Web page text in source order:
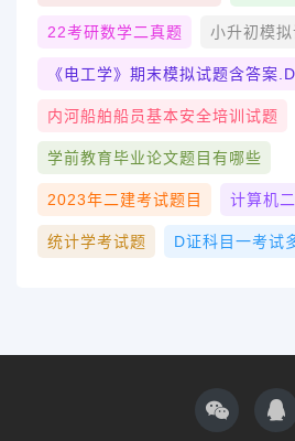
22考研数学二真题 小升初模
《电工学》期末模拟试题含答案
内河船舶船员基本安全培训试题
学前教育毕业论文题目有哪些
2023年二建考试题目 计算机
统计学考试题 D证科目一考试